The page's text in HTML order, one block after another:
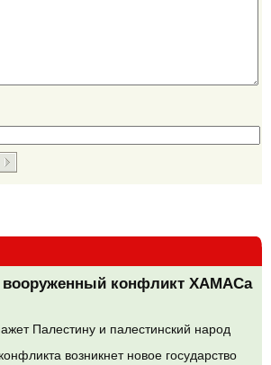
вооруженный конфликт ХАМАСа
Палестину и палестинский народ
возникнет новое государство